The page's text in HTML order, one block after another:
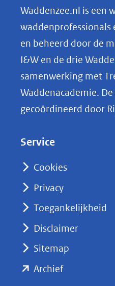
n
o
p
k
e
nieuw
naar
Waddenzee.nl is een
en beheerd door de
I&W en de drie
samenwerking met
Waddenacademie.
gecoördineerd door
Service
Cookies
Privacy
Toegankelijkheid
Disclaimer
Sitemap
Archief(opent